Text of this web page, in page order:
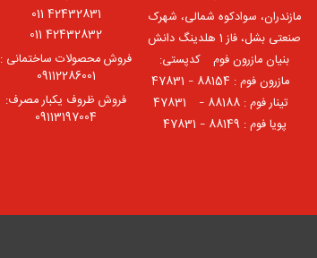
مازندران، سوادکوه شمالی، شهرک
صنعتی بشل، فاز 1 هلدینگ دانش
بنیان مازرون فوم ⠀کدپستی:
⠀مازرون فوم : 88154 – 47831
⠀تینار فوم : 88188 – 47831⠀
پویا فوم : 88149 – 47831
42432831 011
42432832 011
فروش محصولات ساختمانی :
09112286001
فروش ظروف یکبار مصرف:
09113197004